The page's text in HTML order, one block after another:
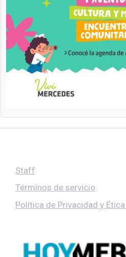
Staff
Términos de servicio
Política de Privacidad y